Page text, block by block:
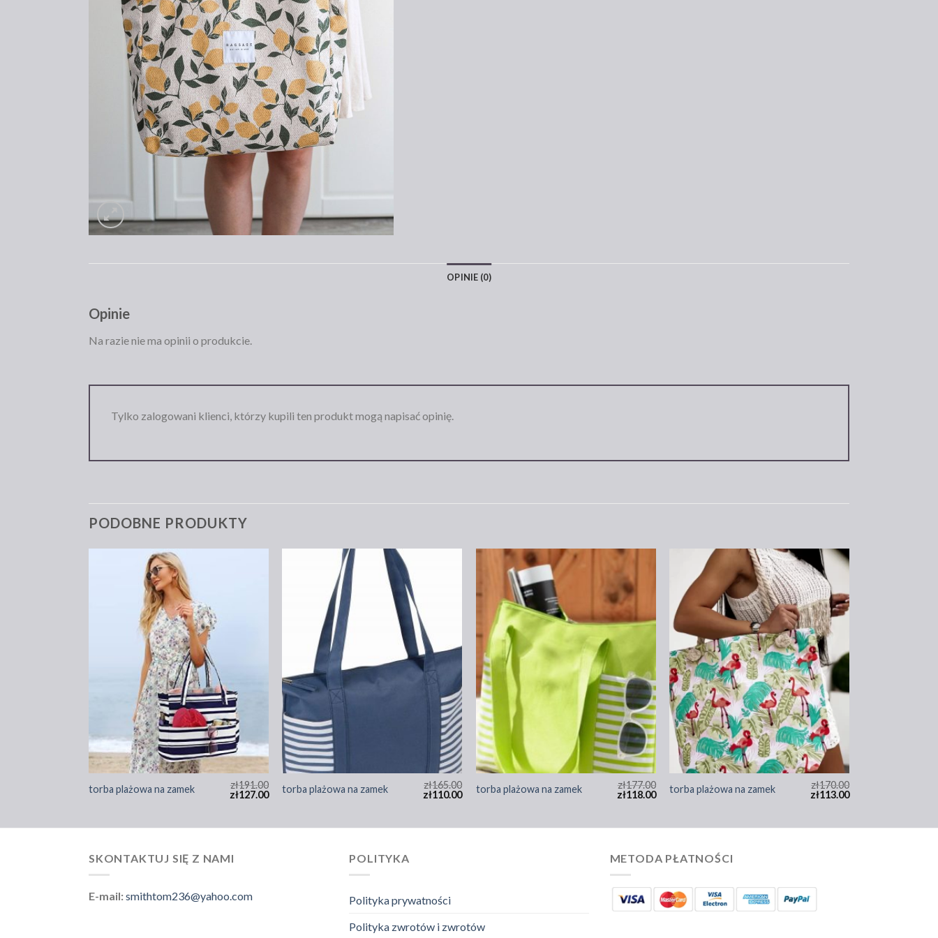
OPINIE (0)
Opinie
Na razie nie ma opinii o produkcie.
Tylko zalogowani klienci, którzy kupili ten produkt mogą napisać opinię.
PODOBNE PRODUKTY
torba plażowa na zamek zł191.00
zł127.00 torba plażowa na zamek zł165.00
zł110.00 torba plażowa na zamek zł177.00
zł118.00 torba plażowa na zamek zł170.00
zł113.00
SKONTAKTUJ SIĘ Z NAMI
E-mail:smithtom236@yahoo.com
POLITYKA
Polityka prywatności
Polityka zwrotów i zwrotów
METODA PŁATNOŚCI